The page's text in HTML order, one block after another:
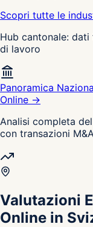
Scopri tutte le
Hub cantonale:
di lavoro
Panoramica
Online →
Analisi completa
con transazioni
Valutazioni
Online in